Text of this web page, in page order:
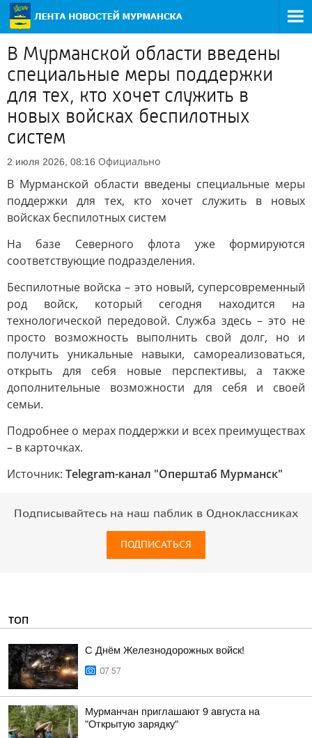
В Мурманской области введены
специальные меры поддержки
для тех, кто хочет служить в
новых войсках беспилотных
систем
2 июля 2026, 08:16 Официально
В Мурманской области введены специальные меры
поддержки для тех, кто хочет служить в новых
войсках беспилотных систем
На базе Северного флота уже формируются
соответствующие подразделения.
Беспилотные войска – это новый, суперсовременный
род войск, который сегодня находится на
технологической передовой. Служба здесь – это не
просто возможность выполнить свой долг, но и
получить уникальные навыки, самореализоваться,
открыть для себя новые перспективы, а также
дополнительные возможности для себя и своей
семьи.
Подробнее о мерах поддержки и всех преимуществах
– в карточках.
Источник: Telegram-канал "Оперштаб Мурманск"
Подписывайтесь на наш паблик в Одноклассниках
ПОДПИСАТЬСЯ
ТОП
С Днём Железнодорожных войск!
07:57
Мурманчан приглашают 9 августа на
"Открытую зарядку"